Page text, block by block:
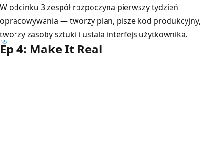
W odcinku 3 zespół rozpoczyna pierwszy tydzień
opracowywania — tworzy plan, pisze kod produkcyjny,
tworzy zasoby sztuki i ustala interfejs użytkownika.
Ep 4: Make It Real